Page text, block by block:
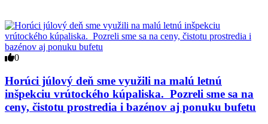
0
Horúci júlový deň sme využili na malú letnú
inšpekciu vrútockého kúpaliska. Pozreli sme sa na
ceny, čistotu prostredia i bazénov aj ponuku bufetu